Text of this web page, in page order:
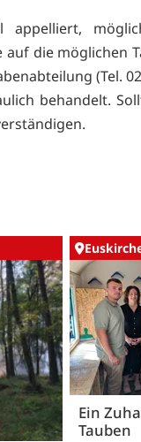
die möglichen
(Tel.
behandelt.
Ein
Tauben